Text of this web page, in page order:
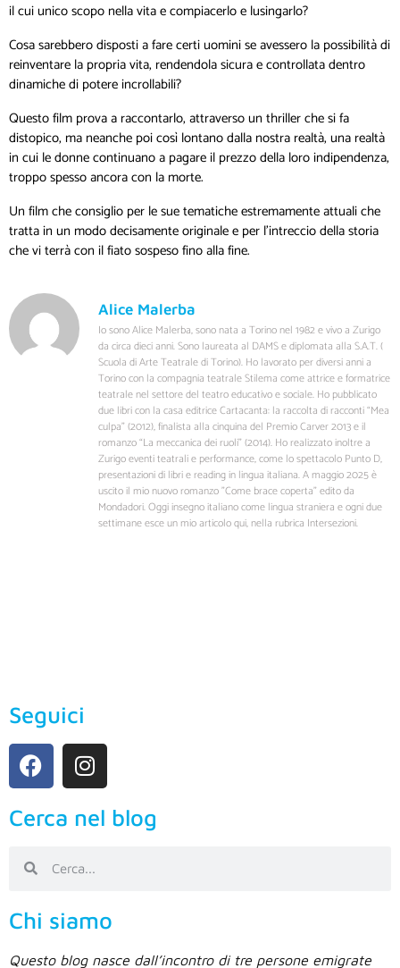
il cui unico scopo nella vita e compiacerlo e lusingarlo?
Cosa sarebbero disposti a fare certi uomini se avessero la possibilità di
reinventare la propria vita, rendendola sicura e controllata dentro
dinamiche di potere incrollabili?
Questo film prova a raccontarlo, attraverso un thriller che si fa
distopico, ma neanche poi così lontano dalla nostra realtà, una realtà
in cui le donne continuano a pagare il prezzo della loro indipendenza,
troppo spesso ancora con la morte.
Un film che consiglio per le sue tematiche estremamente attuali che
tratta in un modo decisamente originale e per l’intreccio della storia
che vi terrà con il fiato sospeso fino alla fine.
Alice Malerba
Io sono Alice Malerba, sono nata a Torino nel 1982 e vivo a Zurigo
da circa dieci anni. Sono laureata al DAMS e diplomata alla S.A.T. (
Scuola di Arte Teatrale di Torino). Ho lavorato per diversi anni a
Torino con la compagnia teatrale Stilema come attrice e formatrice
teatrale nel settore del teatro educativo e sociale. Ho pubblicato
due libri con la casa editrice Cartacanta: la raccolta di racconti “Mea
culpa” (2012), finalista alla cinquina del Premio Carver 2013 e il
romanzo “La meccanica dei ruoli” (2014). Ho realizzato inoltre a
Zurigo eventi teatrali e performance, come lo spettacolo Punto D,
presentazioni di libri e reading in lingua italiana. A maggio 2025 è
uscito il mio nuovo romanzo "Come brace coperta" edito da
Mondadori. Oggi insegno italiano come lingua straniera e ogni due
settimane esce un mio articolo qui, nella rubrica Intersezioni.
Seguici
Cerca nel blog
Chi siamo
Questo blog nasce dall’incontro di tre persone emigrate